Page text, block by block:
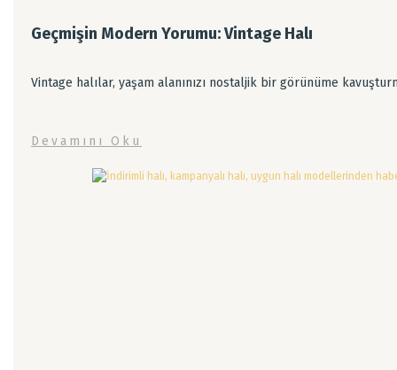
Geçmişin Modern Yorumu: Vintage Halı
Vintage halılar, yaşam alanınızı nostaljik bir görünüme
Devamını Oku